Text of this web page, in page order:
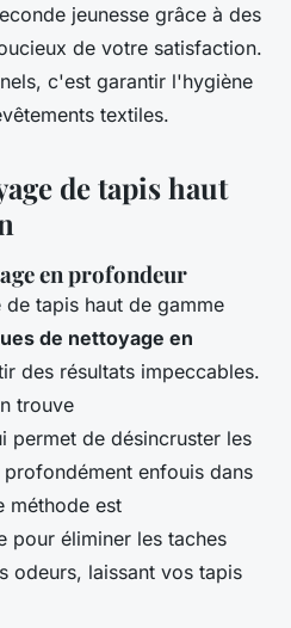
jeunesse grâce à des
de votre satisfaction.
c'est garantir l'hygiène
textiles.
de tapis haut
en profondeur
tapis haut de gamme
de nettoyage en
des résultats impeccables.
trouve
permet de désincruster les
enfouis dans
méthode est
pour éliminer les taches
odeurs, laissant vos tapis